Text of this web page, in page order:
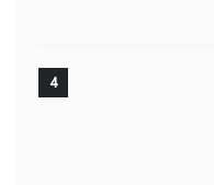
4